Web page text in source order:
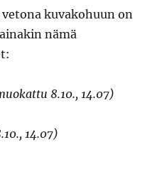
kuvakohuun on
nämä
8.10., 14.07)
14.07)